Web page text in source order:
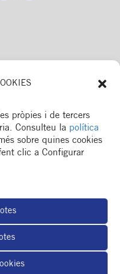
pròpies i de tercers
Consulteu la política
sobre quines cookies
clic a Configurar